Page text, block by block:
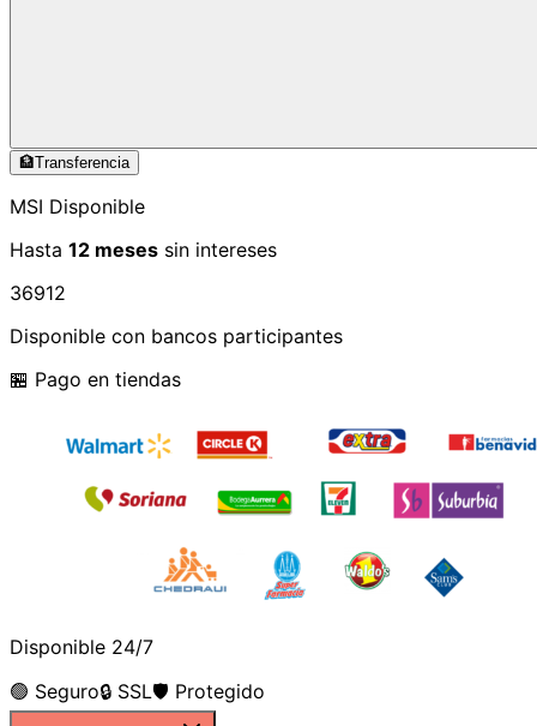
🏦Transferencia
MSI Disponible
Hasta 12 meses sin intereses
36912
Disponible con bancos participantes
🏪 Pago en tiendas
Disponible 24/7
🟢 Seguro🔒 SSL🛡️ Protegido